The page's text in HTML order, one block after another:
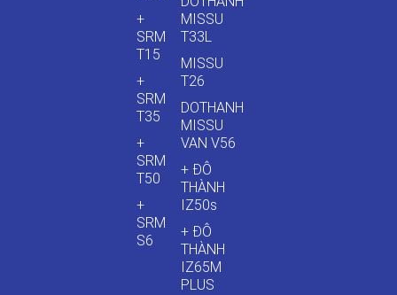
+
SRM
T15
+
SRM
T35
+
SRM
T50
+
SRM
S6
MISSU
T33L
MISSU
T26
DOTHANH
MISSU
VAN V56
+ ĐÔ
THÀNH
IZ50s
+ ĐÔ
THÀNH
IZ65M
PLUS